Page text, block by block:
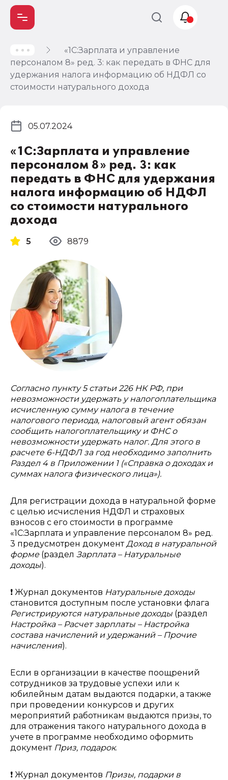
«1С:Зарплата и управление
персоналом 8» ред. 3: как передать в ФНС для
удержания налога информацию об НДФЛ со
стоимости натурального дохода
«1С:Зарплата и управление
персоналом 8» ред. 3: как
передать в ФНС для удержания
налога информацию об НДФЛ
со стоимости натурального
дохода
05.07.2024
5 8879
Согласно пункту 5 статьи 226 НК РФ, при
невозможности удержать у налогоплательщика
исчисленную сумму налога в течение
налогового периода, налоговый агент обязан
сообщить налогоплательщику и ФНС о
невозможности удержать налог. Для этого в
расчете 6-НДФЛ за год необходимо заполнить
Раздел 4 в Приложении 1 («Справка о доходах и
суммах налога физического лица»).
Для регистрации дохода в натуральной форме
с целью исчисления НДФЛ и страховых
взносов с его стоимости в программе
«1С:Зарплата и управление персоналом 8» ред.
3 предусмотрен документДоход в натуральной
форме(раздел Зарплата – Натуральные
доходы).
❗ Журнал документов Натуральные доходы
становится доступным после установки флага
Регистрируются натуральные доходы (раздел
Настройка – Расчет зарплаты – Настройка
состава начислений и удержаний – Прочие
начисления).
Если в организации в качестве поощрений
сотрудников за трудовые успехи или к
юбилейным датам выдаются подарки, а также
при проведении конкурсов и других
мероприятий работникам выдаются призы, то
для отражения такого натурального дохода в
учете в программе необходимо оформить
документ Приз, подарок.
❗ Журнал документов Призы, подарки в
Учет и
налогообложение
Автоматизация